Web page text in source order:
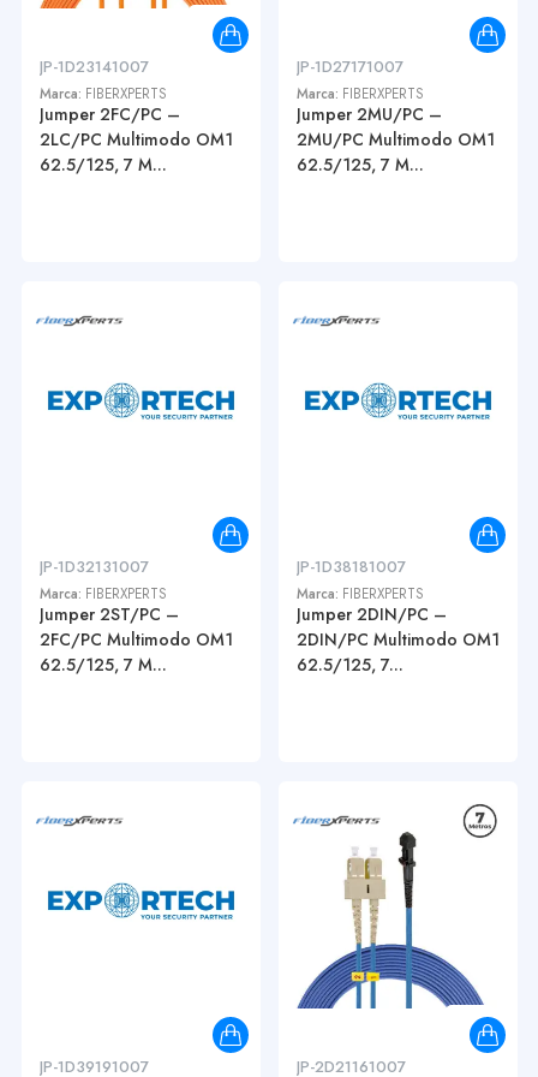
JP-1D23141007
Marca: FIBERXPERTS
Jumper 2FC/PC –
2LC/PC Multimodo OM1
62.5/125, 7 M...
JP-1D27171007
Marca: FIBERXPERTS
Jumper 2MU/PC –
2MU/PC Multimodo OM1
62.5/125, 7 M...
JP-1D32131007
Marca: FIBERXPERTS
Jumper 2ST/PC –
2FC/PC Multimodo OM1
62.5/125, 7 M...
JP-1D38181007
Marca: FIBERXPERTS
Jumper 2DIN/PC –
2DIN/PC Multimodo OM1
62.5/125, 7...
JP-1D39191007 JP-2D21161007